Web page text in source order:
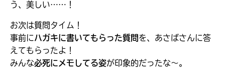
う、美しい……！
お次は質問タイム！
事前に ハガキに書いてもらった質問を、あさばさんに答
えてもらったよ！
みんな必死にメモしてる姿が印象的だったな～。